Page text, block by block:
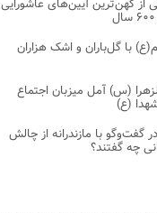
از کهن‌ترین آیین‌های عاشورایی
با گل‌باران و اشک هزاران
(س) آمل میزبان اجتماع
(ع)
گفت‌وگو با مازندرانه از چالش
چه گفتند؟